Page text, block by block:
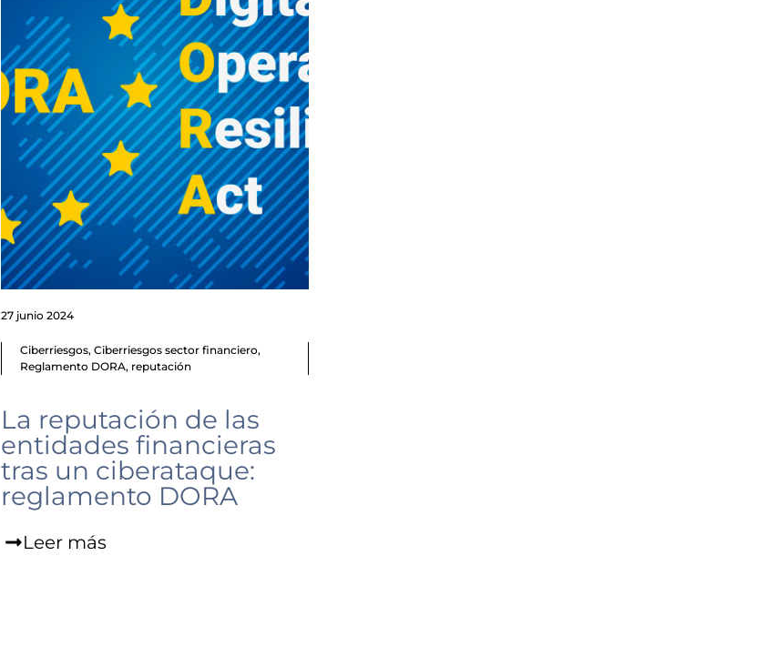
27 junio 2024
Ciberriesgos, Ciberriesgos sector financiero,
Reglamento DORA, reputación
La reputación de las
entidades financieras
tras un ciberataque:
reglamento DORA
Leer más